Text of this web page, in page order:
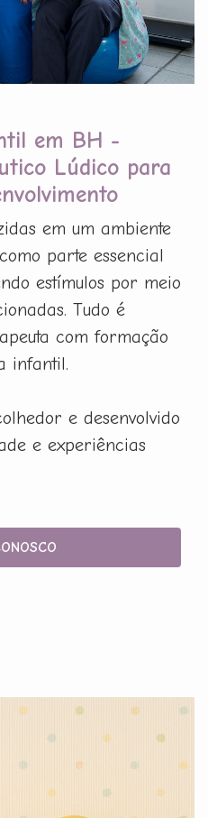
em BH -
Lúdico para
em um ambiente
parte essencial
estímulos por meio
Tudo é
com formação
infantil.
e desenvolvido
e experiências